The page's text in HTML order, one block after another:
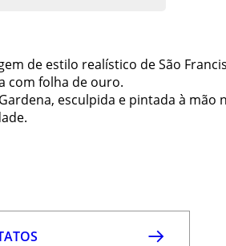
de estilo realístico de São
com folha de ouro.
esculpida e pintada à mão